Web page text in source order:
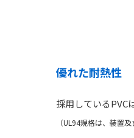
優れた耐熱性
採用しているPVC
（UL94規格は、装置